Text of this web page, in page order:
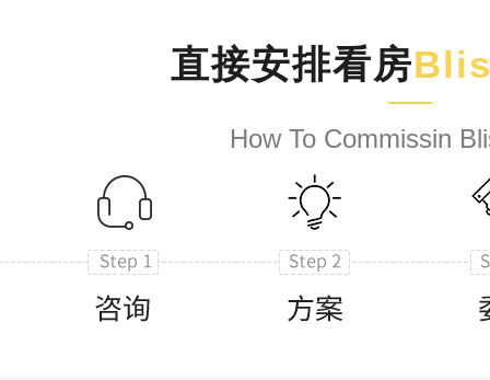
直接安排看房
How To Commissin